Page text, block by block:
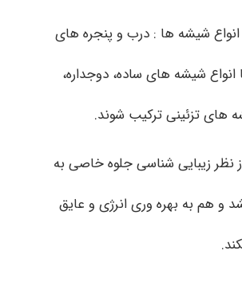
انواع شیشه ها : درب و پنجره های
انواع شیشه های ساده، دوجداره،
های تزئینی ترکیب شوند.
نظر زیبایی شناسی جلوه خاصی به
و هم به بهره وری انرژی و عایق